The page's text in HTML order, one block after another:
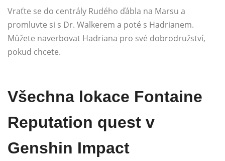
Vraťte se do centrály Rudého ďábla na Marsu a
promluvte si s Dr. Walkerem a poté s Hadrianem.
Můžete naverbovat Hadriana pro své dobrodružství,
pokud chcete.
Všechna lokace Fontaine
Reputation quest v
Genshin Impact